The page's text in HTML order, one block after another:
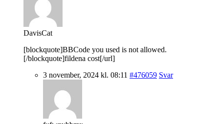
DavisCat
[blockquote]BBCode you used is not allowed.
[/blockquote]fildena cost[/url]
3 november, 2024 kl. 08:11 #476059 Svar